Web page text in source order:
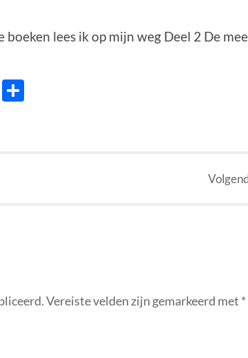
lees ik op mijn weg Deel 2 De
LinkedIn
Vereiste velden zijn gemarkeerd met *